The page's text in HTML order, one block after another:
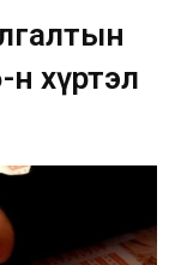
н хүртэл